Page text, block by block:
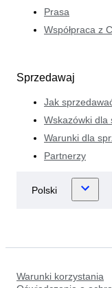
Prasa
Współpraca z
Sprzedawaj
Jak
Wskazówki dla
Warunki dla
Partnerzy
Warunki korzystania